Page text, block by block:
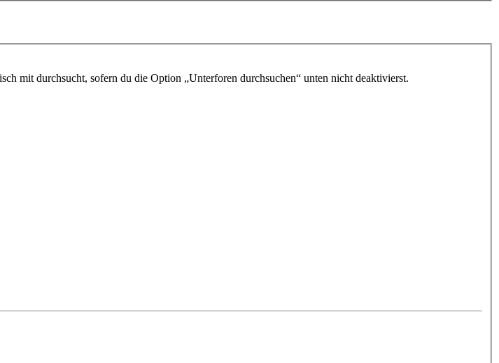
mit durchsucht, sofern du die Option „Unterforen durchsuchen“ unten nicht deaktivierst.